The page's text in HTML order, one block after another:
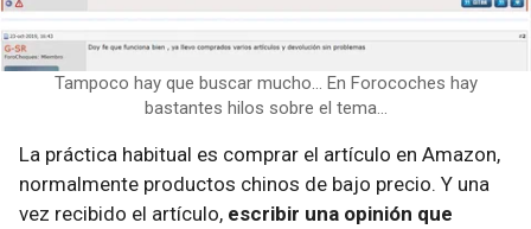
Tampoco hay que buscar mucho... En Forocoches hay
bastantes hilos sobre el tema...
La práctica habitual es comprar el artículo en Amazon,
normalmente productos chinos de bajo precio. Y una
vez recibido el artículo, escribir una opinión que